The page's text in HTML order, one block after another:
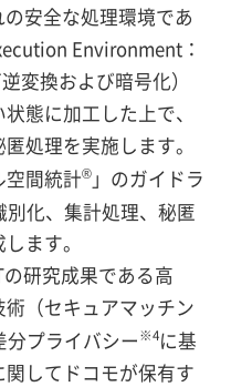
安全な処理環境であ
Environment：
変換および暗号化）
態に加工した上で、
処理を実施します。
間統計®」のガイドラ
化、集計処理、秘匿
ます。
研究成果である高
（セキュアマッチン
分プライバシー※4に基
してドコモが保有す